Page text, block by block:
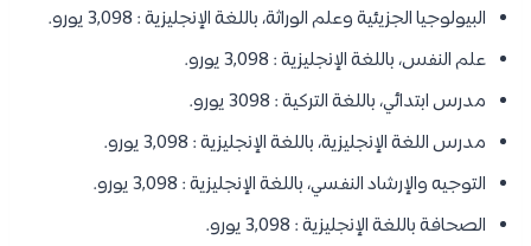
البيولوجيا الجزيئية وعلم الوراثة، باللغة الإنجليزية : 3,098 يورو.
علم النفس، باللغة الإنجليزية : 3,098 يورو.
مدرس ابتدائي، باللغة التركية : 3098 يورو.
مدرس اللغة الإنجليزية، باللغة الإنجليزية : 3,098 يورو.
التوجيه والإرشاد النفسي، باللغة الإنجليزية : 3,098 يورو.
الصحافة باللغة الإنجليزية : 3,098 يورو.